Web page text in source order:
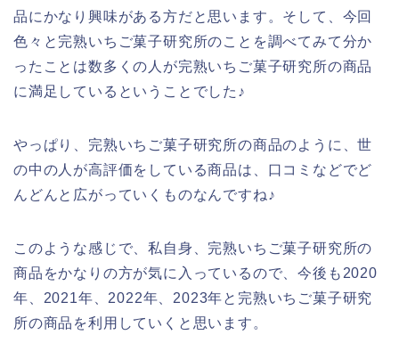
品にかなり興味がある方だと思います。そして、今回
色々と完熟いちご菓子研究所のことを調べてみて分か
ったことは数多くの人が完熟いちご菓子研究所の商品
に満足しているということでした♪
やっぱり、完熟いちご菓子研究所の商品のように、世
の中の人が高評価をしている商品は、口コミなどでど
んどんと広がっていくものなんですね♪
このような感じで、私自身、完熟いちご菓子研究所の
商品をかなりの方が気に入っているので、今後も2020
年、2021年、2022年、2023年と完熟いちご菓子研究
所の商品を利用していくと思います。